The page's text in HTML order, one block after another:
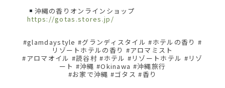
沖縄の香りオンラインショップ
https://gotas.stores.jp/
#glamdaystyle #グランディスタイル #ホテルの香り #
リゾートホテルの香り #アロマミスト
#アロマオイル #読谷村 #ホテル #リゾートホテル #リゾ
ート #沖縄 #Okinawa #沖縄旅行
#お家で沖縄 #ゴタス #香り